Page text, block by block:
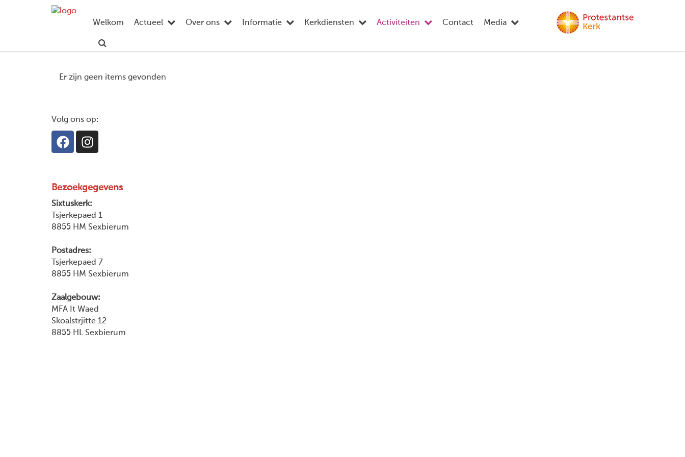
Welkom Actueel Over ons Informatie Kerkdiensten Activiteiten Contact Media
Er zijn geen items gevonden
Volg ons op:
Bezoekgegevens
Sixtuskerk:
Tsjerkepaed 1
8855 HM Sexbierum
Postadres:
Tsjerkepaed 7
8855 HM Sexbierum
Zaalgebouw:
MFA It Waed
Skoalstrjitte 12
8855 HL Sexbierum